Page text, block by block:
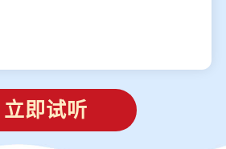
立即试听